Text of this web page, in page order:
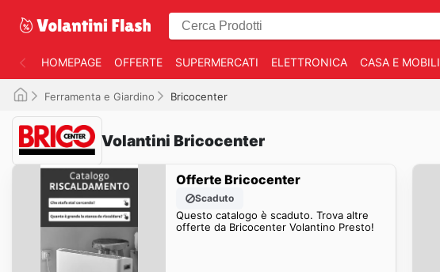
HOMEPAGE OFFERTE SUPERMERCATI ELETTRONICA CASA E MOBILI
Ferramenta e Giardino Bricocenter
Volantini Bricocenter
Offerte Bricocenter
Scaduto
Questo catalogo è scaduto. Trova altre
offerte da Bricocenter Volantino Presto!